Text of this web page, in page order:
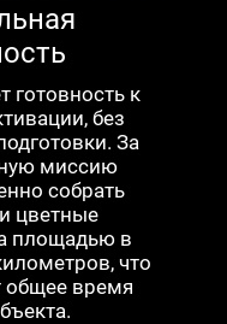
готовность к
без
За
миссию
собрать
цветные
площадью в
что
общее время